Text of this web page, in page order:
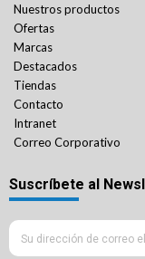
Nuestros productos
Ofertas
Marcas
Destacados
Tiendas
Contacto
Intranet
Correo Corporativo
Suscríbete al